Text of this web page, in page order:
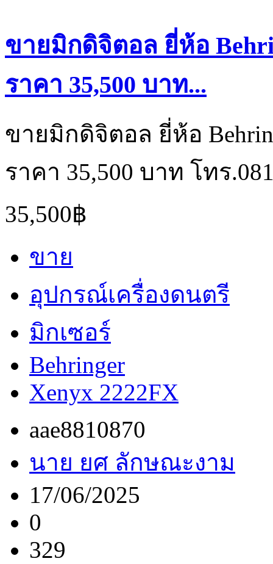
ขายมิกดิจิตอล ยี่ห้อ
ราคา 35,500 บาท...
ขายมิกดิจิตอล ยี่ห้อ
ราคา 35,500 บาท โทร
35,500฿
ขาย
อุปกรณ์เครื่องดนตรี
มิกเซอร์
Behringer
Xenyx 2222FX
aae8810870
นาย ยศ ลักษณะงาม
17/06/2025
0
329